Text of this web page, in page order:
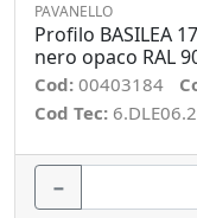
PAVANELLO
Profilo BASILEA
nero opaco RAL
Cod: 00403184
Cod Tec:
−